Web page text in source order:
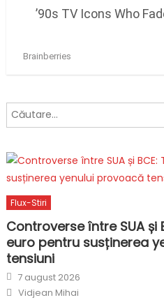
Caută
după:
Flux-Stiri
Controverse între SUA și
euro pentru susținerea
tensiuni
Posted
on
7 august 2026
Author
Vidjean Mihai